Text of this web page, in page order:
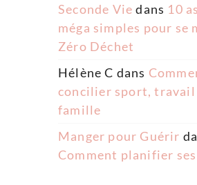
Seconde Vie dans 10
méga simples pour se
Zéro Déchet
Hélène C dans
concilier sport, travail
famille
Manger pour Guérir
Comment planifier ses